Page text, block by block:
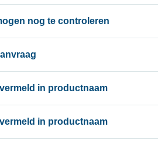
nog te controleren
in productnaam
in productnaam